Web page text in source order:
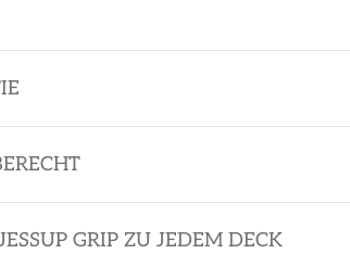
GRIP ZU JEDEM DECK